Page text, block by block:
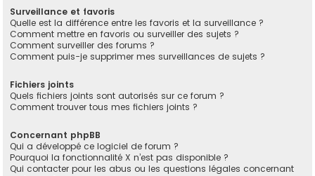
Surveillance et favoris
Quelle est la différence entre les favoris et la surveillance ?
Comment mettre en favoris ou surveiller des sujets ?
Comment surveiller des forums ?
Comment puis-je supprimer mes surveillances de sujets ?
Fichiers joints
Quels fichiers joints sont autorisés sur ce forum ?
Comment trouver tous mes fichiers joints ?
Concernant phpBB
Qui a développé ce logiciel de forum ?
Pourquoi la fonctionnalité X n’est pas disponible ?
Qui contacter pour les abus ou les questions légales concernant